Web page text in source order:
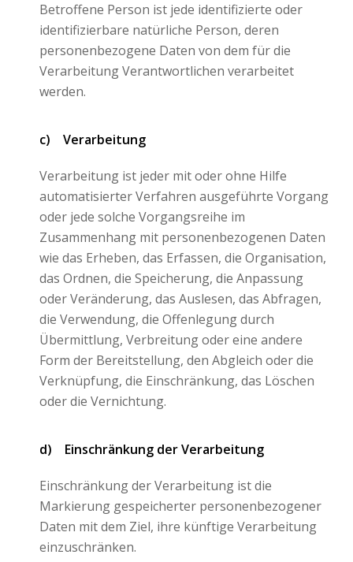
Betroffene Person ist jede identifizierte oder
identifizierbare natürliche Person, deren
personenbezogene Daten von dem für die
Verarbeitung Verantwortlichen verarbeitet
werden.
c) Verarbeitung
Verarbeitung ist jeder mit oder ohne Hilfe
automatisierter Verfahren ausgeführte Vorgang
oder jede solche Vorgangsreihe im
Zusammenhang mit personenbezogenen Daten
wie das Erheben, das Erfassen, die Organisation,
das Ordnen, die Speicherung, die Anpassung
oder Veränderung, das Auslesen, das Abfragen,
die Verwendung, die Offenlegung durch
Übermittlung, Verbreitung oder eine andere
Form der Bereitstellung, den Abgleich oder die
Verknüpfung, die Einschränkung, das Löschen
oder die Vernichtung.
d) Einschränkung der Verarbeitung
Einschränkung der Verarbeitung ist die
Markierung gespeicherter personenbezogener
Daten mit dem Ziel, ihre künftige Verarbeitung
einzuschränken.